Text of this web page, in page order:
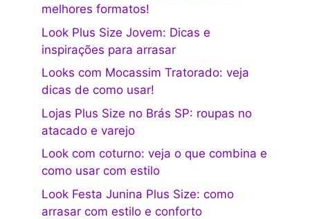
melhores formatos!
Look Plus Size Jovem: Dicas e
inspirações para arrasar
Looks com Mocassim Tratorado: veja
dicas de como usar!
Lojas Plus Size no Brás SP: roupas no
atacado e varejo
Look com coturno: veja o que combina e
como usar com estilo
Look Festa Junina Plus Size: como
arrasar com estilo e conforto